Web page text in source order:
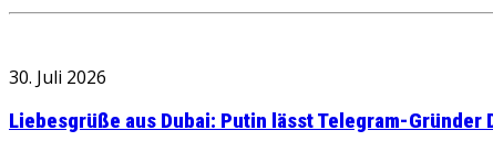
30. Juli 2026
Liebesgrüße aus Dubai: Putin lässt Telegram-Gründer